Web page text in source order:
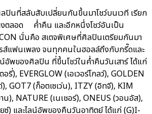
ปินที่สลับสับเปลี่ยนกันขึ้นมาโชว์บนเวที เรียก
งตลอด ค่ำคืน และอีกหนึ่งโชว์อันเป็น
นั่นคือ สเตจพิเศษที่ศิลปินเตรียมกันมา
รส์แฟนเพลง จนทุกคนในฮอลล์ถึงกับกรี๊ดและ
อัพของศิลปิน ที่ขึ้นโชว์ในค่ำคืนวันเสาร์ ได้แก่
รี่), EVERGLOW (เอเวอร์โกลว์), GOLDEN
GOT7 (ก็อตเซเว่น), ITZY (อิทจี), KIM
น), NATURE (เนเชอร์), ONEUS (วอนอัส),
ซ์) และไลน์อัพของคืนวันอาทิตย์ ได้แก่ (G)I-